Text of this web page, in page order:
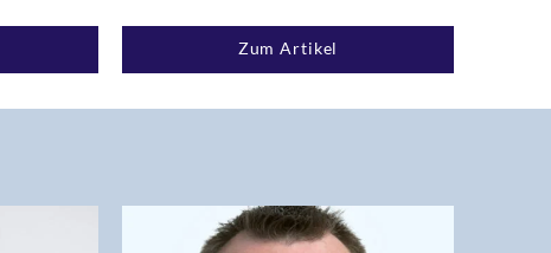
Zum Artikel